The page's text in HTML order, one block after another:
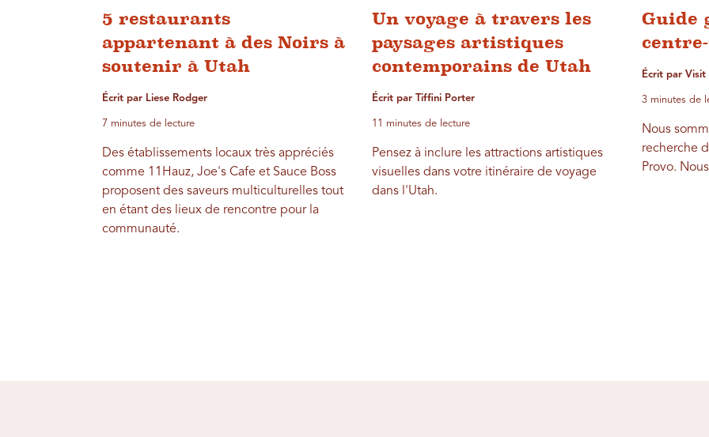
5 restaurants
appartenant à des Noirs à
soutenir à Utah
Écrit par Liese Rodger
7 minutes de lecture
Des établissements locaux très appréciés
comme 11Hauz, Joe's Cafe et Sauce Boss
proposent des saveurs multiculturelles tout
en étant des lieux de rencontre pour la
communauté.
Un voyage à travers les
paysages artistiques
contemporains de Utah
Écrit par Tiffini Porter
11 minutes de lecture
Pensez à inclure les attractions artistiques
visuelles dans votre itinéraire de voyage
dans l'Utah.
Guide
Écrit par Visit
3 minutes de
Nous
recherche
Provo.